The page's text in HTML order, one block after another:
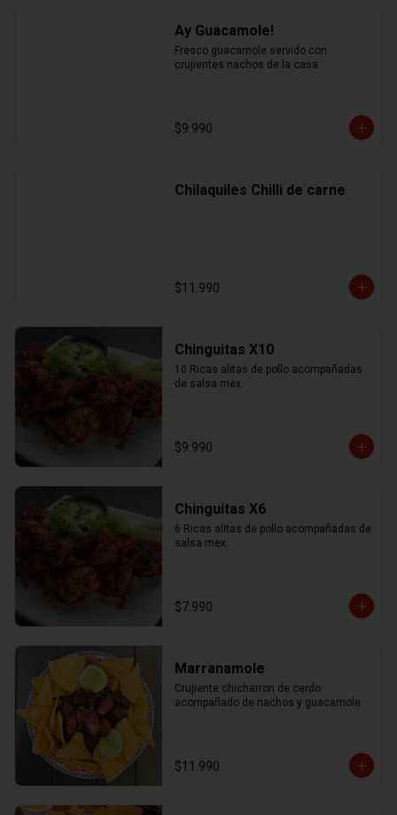
Ay Guacamole!
Fresco guacamole servido con
crujientes nachos de la casa
$9.990
Chilaquiles Chilli de carne
$11.990
Chinguitas X10
10 Ricas alitas de pollo acompañadas
de salsa mex.
$9.990
Chinguitas X6
6 Ricas alitas de pollo acompañadas de
salsa mex.
$7.990
Marranamole
Crujiente chicharron de cerdo
acompañado de nachos y guacamole
$11.990